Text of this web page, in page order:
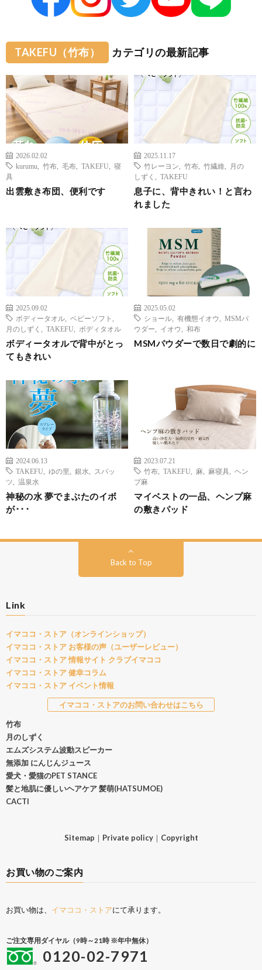
TAKEFU（竹布） カテゴリの最新記事
2026.02.02
kurumu
竹布 毛布 TAKEFU
寝
具
出雲敷き布団、便利です
2025.11.17
竹レーヨン
竹布 竹繊維
月の
しずく
TAKEFU
息子に、背中きれい！と言わ
れました
2025.09.02
ボディータオル
ベビーソフト
月のしずく
TAKEFU ボディタオル
ボディータオルで背中がとっ
てもきれい
2025.05.02
ショール
有機態イオウ
MSMパ
ウダー
イオウ 和布
MSMパウダーで数日で劇的に
2024.06.13
TAKEFU
ゆの里 銀水
スパッ
ツ
温泉水
神秘の水 夢でまぶたのイボ
が･･･
2023.07.21
竹布
TAKEFU 麻 麻寝具
ヘン
プ麻
マイベストの一品、ヘンプ麻
の敷きパッド
Back to Top
Link
イマココ・ストア（オンラインショップ）
イマココ・ストア お客様の声（ユーザーレビュー）
イマココ・ストア 情報サイト クラブイマココ
イマココ・ストア 健幸コラム
イマココ・ストア イベント情報
イマココ・ストアのお問い合わせはこちら
竹布
月のしずく
エムズシステム波動スピーカー
無添加 にんじんジュース
愛犬・愛猫のPET STANCE
髪と地肌に優しいヘアケア 髪萌(HATSUMOE)
CACTI
Sitemap ｜ Private policy｜ Copyright
お買い物のご案内
お買い物は、 イマココ・ストアにて承ります。
ご注文専用ダイヤル（9時～21時 ※年中無休）
0120-02-7971